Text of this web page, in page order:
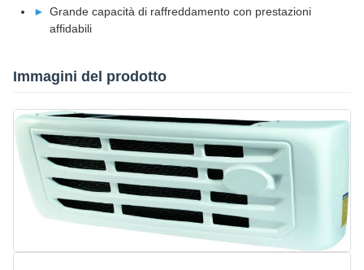
Grande capacità di raffreddamento con prestazioni
affidabili
Immagini del prodotto